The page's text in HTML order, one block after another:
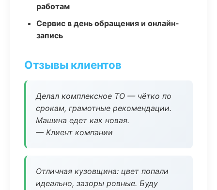
работам
Сервис в день обращения и онлайн-
запись
Отзывы клиентов
Делал комплексное ТО — чётко по
срокам, грамотные рекомендации.
Машина едет как новая.
— Клиент компании
Отличная кузовщина: цвет попали
идеально, зазоры ровные. Буду